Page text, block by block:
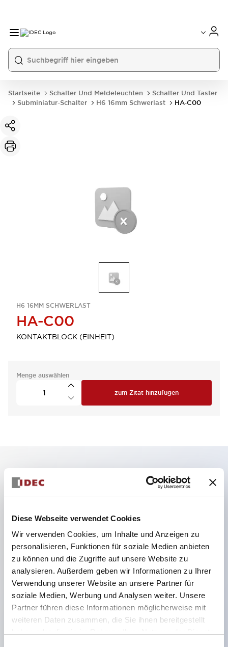
Diese Webseite verwendet Cookies
Wir verwenden Cookies, um Inhalte und Anzeigen zu
personalisieren, Funktionen für soziale Medien anbieten
zu können und die Zugriffe auf unsere Website zu
analysieren. Außerdem geben wir Informationen zu Ihrer
Verwendung unserer Website an unsere Partner für
soziale Medien, Werbung und Analysen weiter. Unsere
Partner führen diese Informationen möglicherweise mit
weiteren Daten zusammen, die Sie ihnen bereitgestellt
Startseite Schalter Und Meldeleuchten
Schalter Und Taster
Subminiatur-Schalter
H6 16mm Schwerlast HA-C00
H6 16MM SCHWERLAST
HA-C00
KONTAKTBLOCK (EINHEIT)
Menge auswählen
zum Zitat hinzufügen
Hauptmerkmale
Verriegelungshebel-Bauweise
Verwendung von □24mm und Ø24mm Größen
(Bezel), bedienbar mit Daumen oder
Arbeitshandschuhen
Erhöhung der Betätigungskraft und langer Hub
zur Vermeidung von Fehlbedienungen und
Verbesserung der Bedienungssicherheit.